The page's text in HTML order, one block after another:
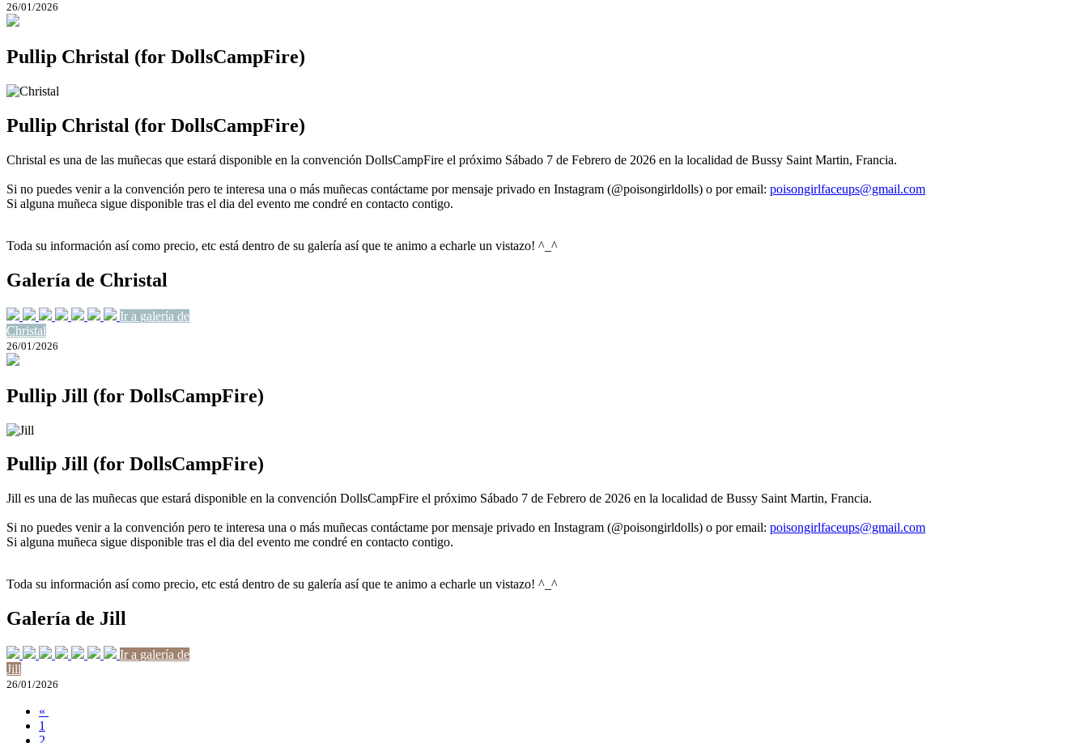
26/01/2026
Pullip Christal (for DollsCampFire)
Pullip Christal (for DollsCampFire)
Christal es una de las muñecas que estará disponible en la convención DollsCampFire el próximo Sábado 7 de Febrero de 2026 en la localidad de Bussy Saint Martin, Francia.
Si no puedes venir a la convención pero te interesa una o más muñecas contáctame por mensaje privado en Instagram (@poisongirldolls) o por email: poisongirlfaceups@gmail.com
Si alguna muñeca sigue disponible tras el dia del evento me condré en contacto contigo.
Toda su información así como precio, etc está dentro de su galería así que te animo a echarle un vistazo! ^_^
Galería de Christal
Ir a galería de
Christal
26/01/2026
Pullip Jill (for DollsCampFire)
Pullip Jill (for DollsCampFire)
Jill es una de las muñecas que estará disponible en la convención DollsCampFire el próximo Sábado 7 de Febrero de 2026 en la localidad de Bussy Saint Martin, Francia.
Si no puedes venir a la convención pero te interesa una o más muñecas contáctame por mensaje privado en Instagram (@poisongirldolls) o por email: poisongirlfaceups@gmail.com
Si alguna muñeca sigue disponible tras el dia del evento me condré en contacto contigo.
Toda su información así como precio, etc está dentro de su galería así que te animo a echarle un vistazo! ^_^
Galería de Jill
Ir a galería de
Jill
26/01/2026
«
1